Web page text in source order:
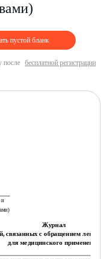
пустой бланк
после бесплатной регистрации
и
Журнал
связанных с обращением
для медицинского применения